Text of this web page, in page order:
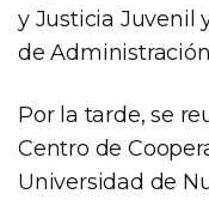
y Justicia Juvenil
de
Por la tarde, se
Centro de
Universidad de